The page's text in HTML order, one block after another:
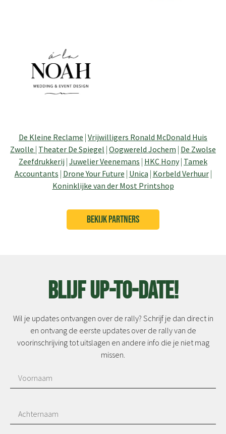
De Kleine Reclame | Vrijwilligers Ronald McDonald Huis
Zwolle | Theater De Spiegel | Oogwereld Jochem | De Zwolse
Zeefdrukkerij | Juwelier Veenemans | HKC Hony| Tamek
Accountants | Drone Your Future | Unica | Korbeld Verhuur|
Koninklijke van der Most Printshop
BEKIJK PARTNERS
Blijf up-to-date!
Wil je updates ontvangen over de rally? Schrijf je dan direct in
en ontvang de eerste updates over de rally van de
voorinschrijving tot uitslagen en andere info die je niet mag
missen.